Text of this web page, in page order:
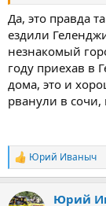
Да, это правда
ездили
незнакомый
году приехав в
дома, это и
рванули в
Р
е
к
Юрий Иваныч
Юрий